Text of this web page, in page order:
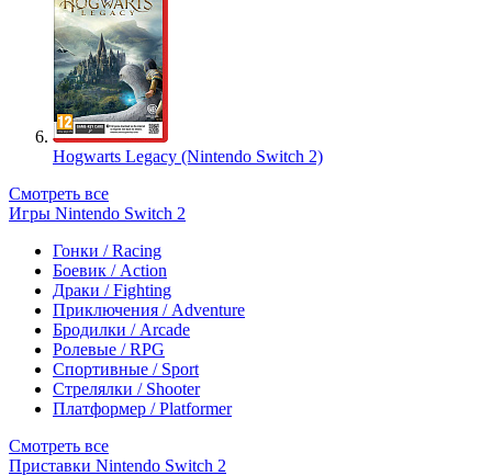
Hogwarts Legacy (Nintendo Switch 2)
Смотреть все
Игры Nintendo Switch 2
Гонки / Racing
Боевик / Action
Драки / Fighting
Приключения / Adventure
Бродилки / Arcade
Ролевые / RPG
Спортивные / Sport
Стрелялки / Shooter
Платформер / Platformer
Смотреть все
Приставки Nintendo Switch 2